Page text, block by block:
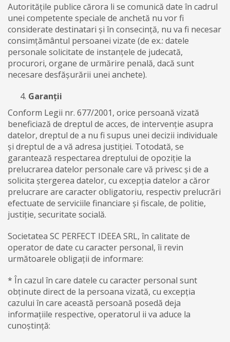
Autoritățile publice cărora li se comunică date în cadrul
unei competente speciale de anchetă nu vor fi
considerate destinatari și în consecință, nu va fi necesar
consimțământul persoanei vizate (de ex.: datele
personale solicitate de instanțele de judecată,
procurori, organe de urmărire penală, dacă sunt
necesare desfășurării unei anchete).
Garanții
Conform Legii nr. 677/2001, orice persoană vizată
beneficiază de dreptul de acces, de intervenție asupra
datelor, dreptul de a nu fi supus unei decizii individuale
și dreptul de a vă adresa justiției. Totodată, se
garantează respectarea dreptului de opoziție la
prelucrarea datelor personale care vă privesc și de a
solicita ștergerea datelor, cu excepția datelor a căror
prelucrare are caracter obligatoriu, respectiv prelucrări
efectuate de serviciile financiare și fiscale, de politie,
justiție, securitate socială.
Societatea SC PERFECT IDEEA SRL, în calitate de
operator de date cu caracter personal, îi revin
următoarele obligații de informare:
* În cazul în care datele cu caracter personal sunt
obținute direct de la persoana vizată, cu excepția
cazului în care această persoană posedă deja
informațiile respective, operatorul ii va aduce la
cunoștință: